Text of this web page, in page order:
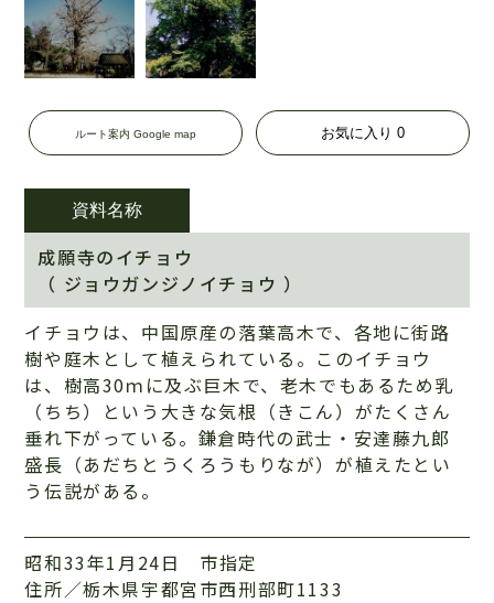
ルート案内 Google map
資料名称
成願寺のイチョウ
（ ジョウガンジノイチョウ ）
イチョウは、中国原産の落葉高木で、各地に街路
樹や庭木として植えられている。このイチョウ
は、樹高30ｍに及ぶ巨木で、老木でもあるため乳
（ちち）という大きな気根（きこん）がたくさん
垂れ下がっている。鎌倉時代の武士・安達藤九郎
盛長（あだちとうくろうもりなが）が植えたとい
う伝説がある。
お気に入り 0
昭和33年1月24日 市指定
住所／栃木県宇都宮市西刑部町1133